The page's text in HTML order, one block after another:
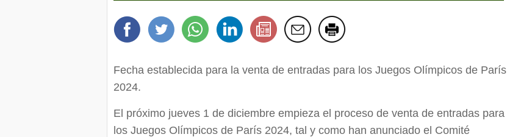
Fecha establecida para la venta de entradas para los Juegos Olímpicos de París
2024.
El próximo jueves 1 de diciembre empieza el proceso de venta de entradas para
los Juegos Olímpicos de París 2024, tal y como han anunciado el Comité